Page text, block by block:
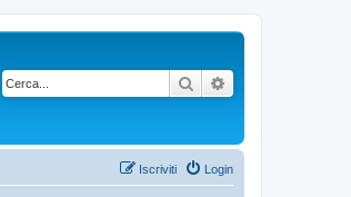
Cerca
Login
Iscriviti